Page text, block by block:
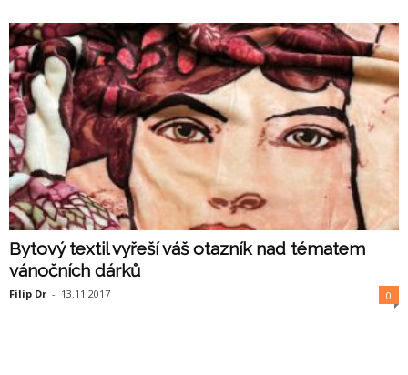
Bytový textil vyřeší váš otazník nad tématem
vánočních dárků
Filip Dr - 13.11.2017 0